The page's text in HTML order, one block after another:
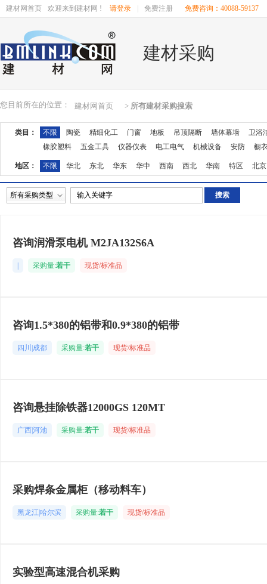
建材网首页 欢迎来到建材网 ! 请登录 免费注册 免费咨询：40088-59137
建材采购
您目前所在的位置： 建材网首页 > 所有建材采购搜索
类目： 不限 陶瓷 精细化工 门窗 地板 吊顶隔断 墙体幕墙
卫浴
橡胶塑料
五金工具 仪器仪表 电工电气 机械设备 安防 橱
地区： 不限 华北 东北 华东 华中 西南 西北 华南 特区
北京
湖南
广东 广西 江西 四川 海南 贵州 云南 西藏
陕西
所有采购类型
咨询润滑泵电机 M2JA132S6A
采购量:若干 现货/标准品
咨询1.5*380的铝带和0.9*380的铝带
四川|成都 采购量:若干 现货/标准品
咨询悬挂除铁器12000GS 120MT
广西|河池 采购量:若干 现货/标准品
采购焊条金属柜（移动料车）
黑龙江|哈尔滨 采购量:若干 现货/标准品
实验型高速混合机采购